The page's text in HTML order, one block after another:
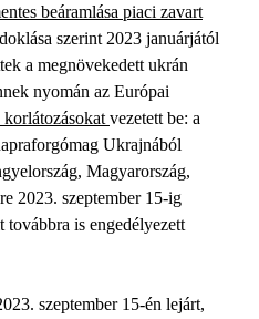
beáramlása piaci zavart
szerint 2023 januárjától
a megnövekedett ukrán
nyomán az Európai
korlátozásokat vezetett be: a
Ukrajnából
Magyarország,
2023. szeptember 15-ig
is engedélyezett
szeptember 15-én lejárt,